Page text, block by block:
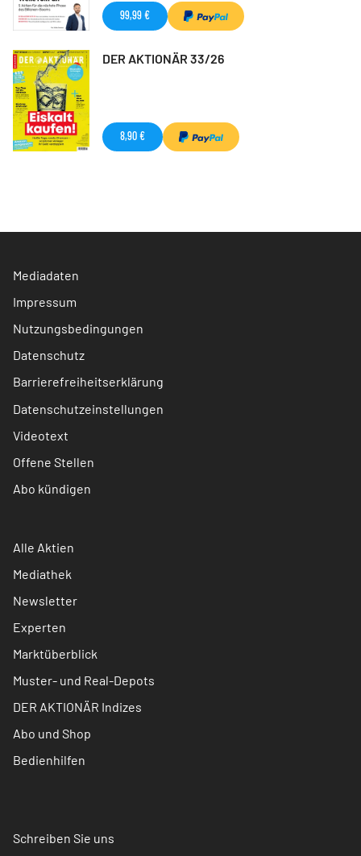
99,99 €
DER AKTIONÄR 33/26
8,90 €
Mediadaten
Impressum
Nutzungsbedingungen
Datenschutz
Barrierefreiheitserklärung
Datenschutzeinstellungen
Videotext
Offene Stellen
Abo kündigen
Alle Aktien
Mediathek
Newsletter
Experten
Marktüberblick
Muster- und Real-Depots
DER AKTIONÄR Indizes
Abo und Shop
Bedienhilfen
Schreiben Sie uns